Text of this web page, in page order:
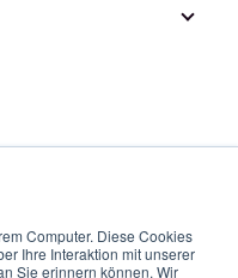
Computer. Diese Cookies
Ihre Interaktion mit unserer
Sie erinnern können. Wir